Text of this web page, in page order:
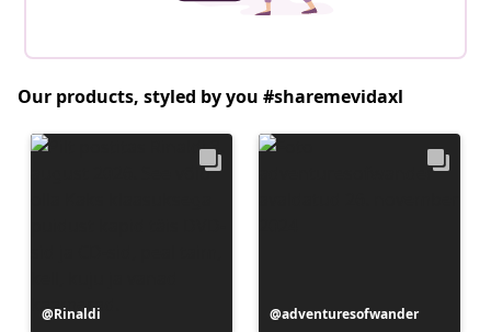
Our products, styled by you #sharemevidaxl
Postitus
Rinaldi
Postitus
adventuresofwander